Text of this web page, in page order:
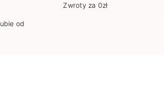
od
Zwroty za 0zł